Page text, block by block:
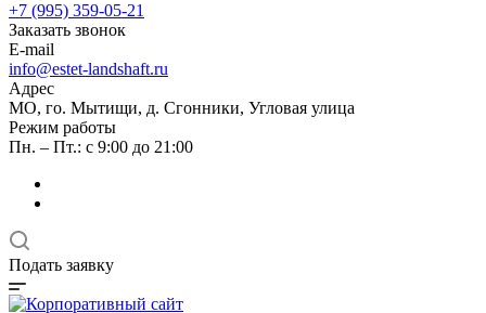
+7 (995) 359-05-21
Заказать звонок
E-mail
info@estet-landshaft.ru
Адрес
МО, го. Мытищи, д. Сгонники, Угловая улица
Режим работы
Пн. – Пт.: с 9:00 до 21:00
Подать заявку